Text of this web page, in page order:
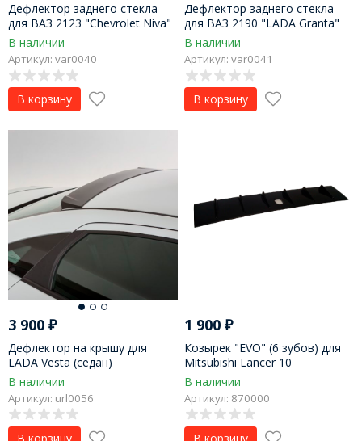
Дефлектор заднего стекла
для ВАЗ 2123 "Chevrolet Niva"
В наличии
Артикул: var0040
В корзину
Дефлектор заднего стекла
для ВАЗ 2190 "LADA Granta"
В наличии
Артикул: var0041
В корзину
3 900 ₽
Дефлектор на крышу для
LADA Vesta (седан)
В наличии
Артикул: url0056
В корзину
1 900₽
Козырек "EVO" (6 зубов) для
Mitsubishi Lancer 10
В наличии
Артикул: 870000
В корзину